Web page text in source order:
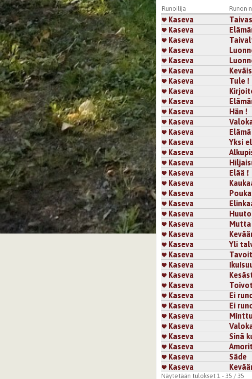
Runoilija Runon
Kaseva
Kaseva
Kaseva
Kaseva
Kaseva
Kaseva
Kaseva
Tule !
Kaseva
Kaseva
Kaseva
Hän !
Kaseva
Kaseva
Kaseva
Yksi
Kaseva
Kaseva
Kaseva
Elää !
Kaseva
Kaseva
Kaseva
Kaseva
Huuto
Kaseva
Mutta
Kaseva
Kaseva
Yli
Kaseva
Kaseva
Kaseva
Kaseva
Kaseva
Ei
Kaseva
Ei
Kaseva
Kaseva
Kaseva
Sinä
Kaseva
Amorit
Kaseva
Säde
Kaseva
Näytetään tulokset 1 - 35 / 35